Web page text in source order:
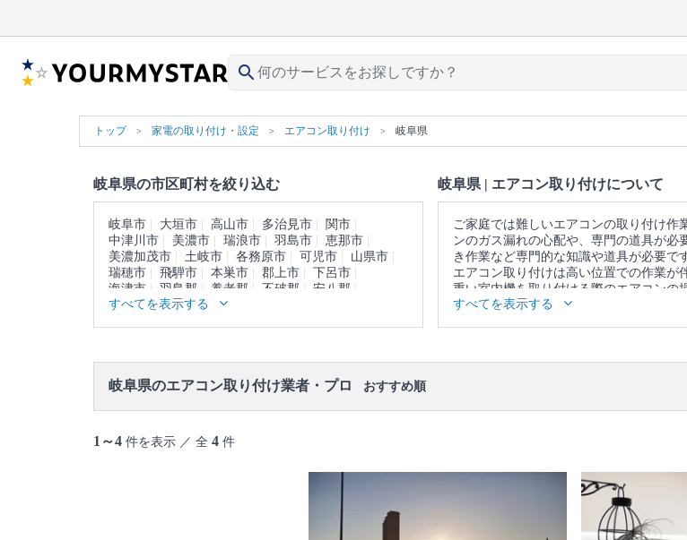
search
トップ 家電の取り付け・設定 エアコン取り付け 岐阜県
岐阜県の市区町村を絞り込む
岐阜市 大垣市 高山市 多治見市
関市
中津川市
美濃市 瑞浪市 羽島市
恵那市
美濃加茂市
土岐市 各務原市 可児市
山県市
瑞穂市
飛騨市 本巣市 郡上市
下呂市
海津市
羽島郡 養老郡 不破郡
安八郡
揖斐郡
本巣郡 加茂郡
すべてを表示する
岐阜県 | エアコン取り付けについて
ご家庭では難しいエアコンの取り付け作
ンのガス漏れの心配や、専門の道具が必
き作業など専門的な知識や道具が必要で
エアコン取り付けは高い位置での作業が
重い室内機を取り付ける際のエアコンの
中の怪我の恐れがありますが、プロに頼
口コミもご参照ください。
※本ページでは一部プロモーションを含
すべてを表示する
岐阜県のエアコン取り付け業者・プロ おすすめ順
1～4 件を表示 ／ 全 4 件